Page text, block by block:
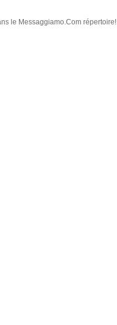
le Messaggiamo.Com répertoire!